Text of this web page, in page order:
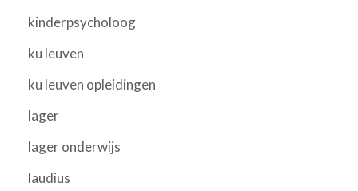
kinderpsycholoog
ku leuven
ku leuven opleidingen
lager
lager onderwijs
laudius